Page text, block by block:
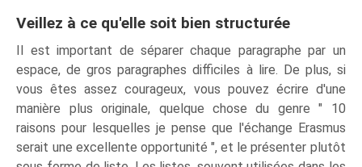
Veillez à ce qu'elle soit bien structurée
Il est important de séparer chaque paragraphe par un
espace, de gros paragraphes difficiles à lire. De plus, si
vous êtes assez courageux, vous pouvez écrire d'une
manière plus originale, quelque chose du genre " 10
raisons pour lesquelles je pense que l'échange Erasmus
serait une excellente opportunité ", et le présenter plutôt